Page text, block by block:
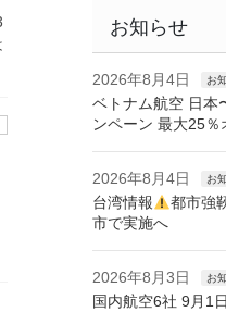
お知らせ
2026年8月4日 お
ベトナム航空 日本
ンペーン 最大25％
2026年8月4日 お
台湾情報
都市強
市で実施へ
2026年8月3日 お
国内航空6社 9月1